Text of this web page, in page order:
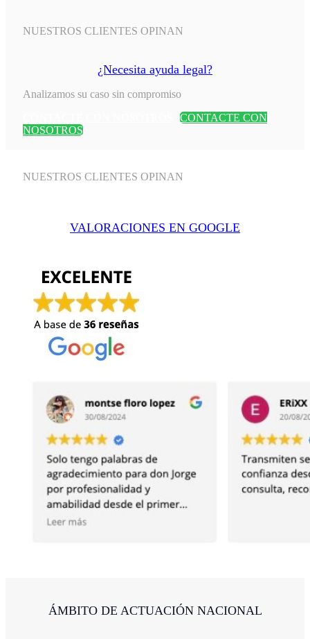
NUESTROS CLIENTES OPINAN
¿Necesita ayuda legal?
Analizamos su caso sin compromiso
CONTACTE CON
NOSOTROS
NUESTROS CLIENTES OPINAN
VALORACIONES EN GOOGLE
ÁMBITO DE ACTUACIÓN NACIONAL